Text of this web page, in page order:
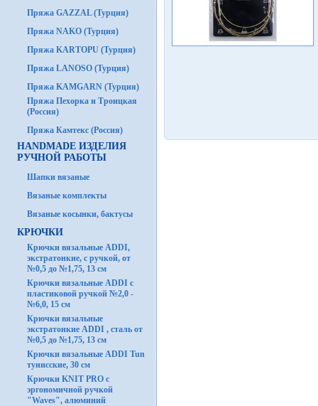
Пряжа GAZZAL (Турция)
Пряжа NAKO (Турция)
Пряжа KARTOPU (Турция)
Пряжа LANOSO (Турция)
Пряжа KAMGARN (Турция)
Пряжа Пехорка и Троицкая
(Россия)
Пряжа Камтекс (Россия)
HANDMADE ИЗДЕЛИЯ
РУЧНОЙ РАБОТЫ
Шапки вязаные
Вязаные комплекты
Вязаные косынки, бактусы
КРЮЧКИ
Крючки вязальные ADDI,
экстратонкие, с ручкой, от
№0,5 до №1,75, 13 см
Крючки вязальные ADDI с
пластиковой ручкой №2,0 -
№6,0, 15 см
Крючки вязальные
экстратонкие ADDI , сталь от
№0,5 до №1,75, 13 см
Крючки вязальные ADDI Tun
тунисские, 30 см
Крючки KNIT PRO с
эргономичной ручкой
"Waves", алюминий